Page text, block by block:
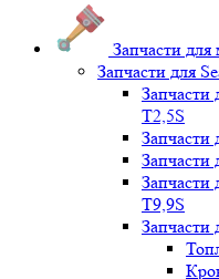
Запчасти для
Запчасти для
Запчасти
Т2,5S
Запчасти
Запчасти
Запчасти
T9,9S
Запчасти